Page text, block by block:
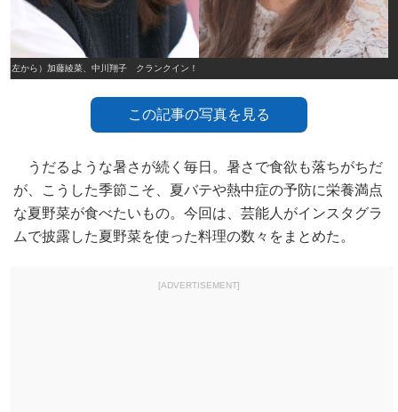
（左から）加藤綾菜、中川翔子 クランクイン！
この記事の写真を見る
うだるような暑さが続く毎日。暑さで食欲も落ちがちだ
が、こうした季節こそ、夏バテや熱中症の予防に栄養満点
な夏野菜が食べたいもの。今回は、芸能人がインスタグラ
ムで披露した夏野菜を使った料理の数々をまとめた。
[ADVERTISEMENT]